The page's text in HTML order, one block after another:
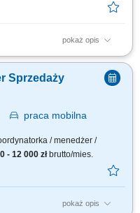
pokaż opis
zespołu w osiąganiu celów;
rozwiązywanie problemów
obsługi klienta podczas
linii dla zespołu;...
Sprzedaży
praca mobilna
/ menedżer /
- 12 000 złbrutto/mies.
pokaż opis